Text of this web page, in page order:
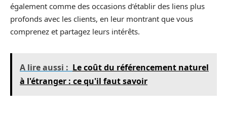
également comme des occasions d’établir des liens plus
profonds avec les clients, en leur montrant que vous
comprenez et partagez leurs intérêts.
A lire aussi : Le coût du référencement naturel
à l'étranger : ce qu'il faut savoir